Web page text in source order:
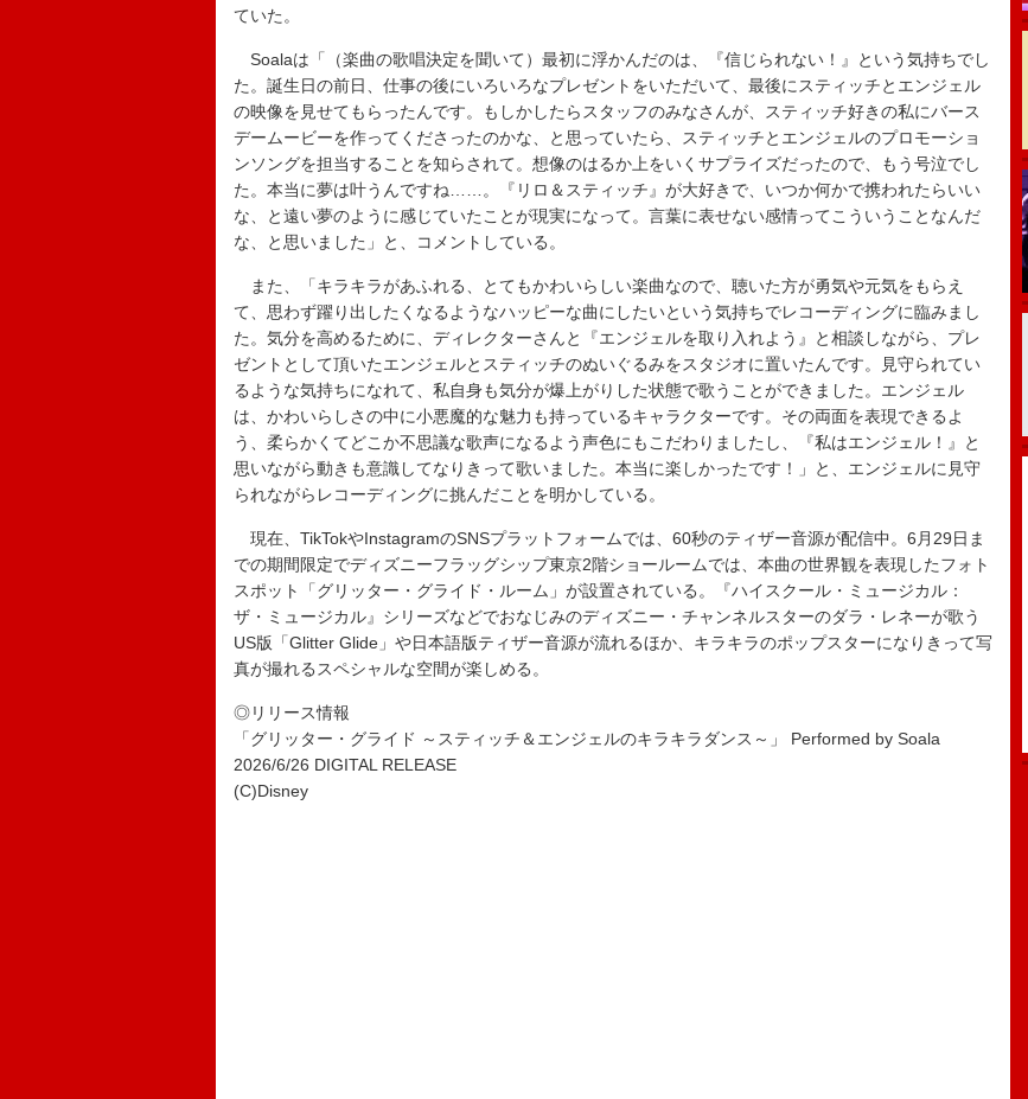
ていた。
Soalaは「（楽曲の歌唱決定を聞いて）最初に浮かんだのは、『信じられない！』という気持ちでし
た。誕生日の前日、仕事の後にいろいろなプレゼントをいただいて、最後にスティッチとエンジェル
の映像を見せてもらったんです。もしかしたらスタッフのみなさんが、スティッチ好きの私にバース
デームービーを作ってくださったのかな、と思っていたら、スティッチとエンジェルのプロモーショ
ンソングを担当することを知らされて。想像のはるか上をいくサプライズだったので、もう号泣でし
た。本当に夢は叶うんですね……。『リロ＆スティッチ』が大好きで、いつか何かで携われたらいい
な、と遠い夢のように感じていたことが現実になって。言葉に表せない感情ってこういうことなんだ
な、と思いました」と、コメントしている。
また、「キラキラがあふれる、とてもかわいらしい楽曲なので、聴いた方が勇気や元気をもらえ
て、思わず躍り出したくなるようなハッピーな曲にしたいという気持ちでレコーディングに臨みまし
た。気分を高めるために、ディレクターさんと『エンジェルを取り入れよう』と相談しながら、プレ
ゼントとして頂いたエンジェルとスティッチのぬいぐるみをスタジオに置いたんです。見守られてい
るような気持ちになれて、私自身も気分が爆上がりした状態で歌うことができました。エンジェル
は、かわいらしさの中に小悪魔的な魅力も持っているキャラクターです。その両面を表現できるよ
う、柔らかくてどこか不思議な歌声になるよう声色にもこだわりましたし、『私はエンジェル！』と
思いながら動きも意識してなりきって歌いました。本当に楽しかったです！」と、エンジェルに見守
られながらレコーディングに挑んだことを明かしている。
現在、TikTokやInstagramのSNSプラットフォームでは、60秒のティザー音源が配信中。6月29日ま
での期間限定でディズニーフラッグシップ東京2階ショールームでは、本曲の世界観を表現したフォト
スポット「グリッター・グライド・ルーム」が設置されている。『ハイスクール・ミュージカル：
ザ・ミュージカル』シリーズなどでおなじみのディズニー・チャンネルスターのダラ・レネーが歌う
US版「Glitter Glide」や日本語版ティザー音源が流れるほか、キラキラのポップスターになりきって写
真が撮れるスペシャルな空間が楽しめる。
◎リリース情報
「グリッター・グライド ～スティッチ＆エンジェルのキラキラダンス～」 Performed by Soala
2026/6/26 DIGITAL RELEASE
(C)Disney